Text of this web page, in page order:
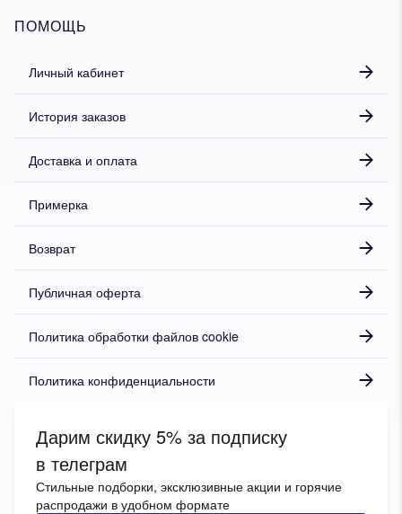
ПОМОЩЬ
Личный кабинет
История заказов
Доставка и оплата
Примерка
Возврат
Публичная оферта
Политика обработки файлов cookie
Политика конфиденциальности
Дарим скидку 5% за подписку
в телеграм
Стильные подборки, эксклюзивные акции и горячие
распродажи в удобном формате